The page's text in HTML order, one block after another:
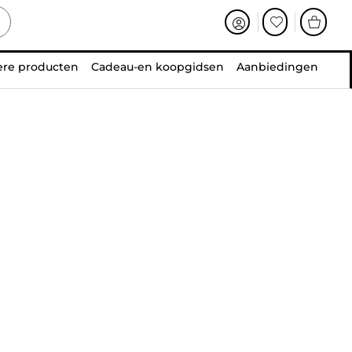
producten Cadeau-en koopgidsen Aanbiedingen